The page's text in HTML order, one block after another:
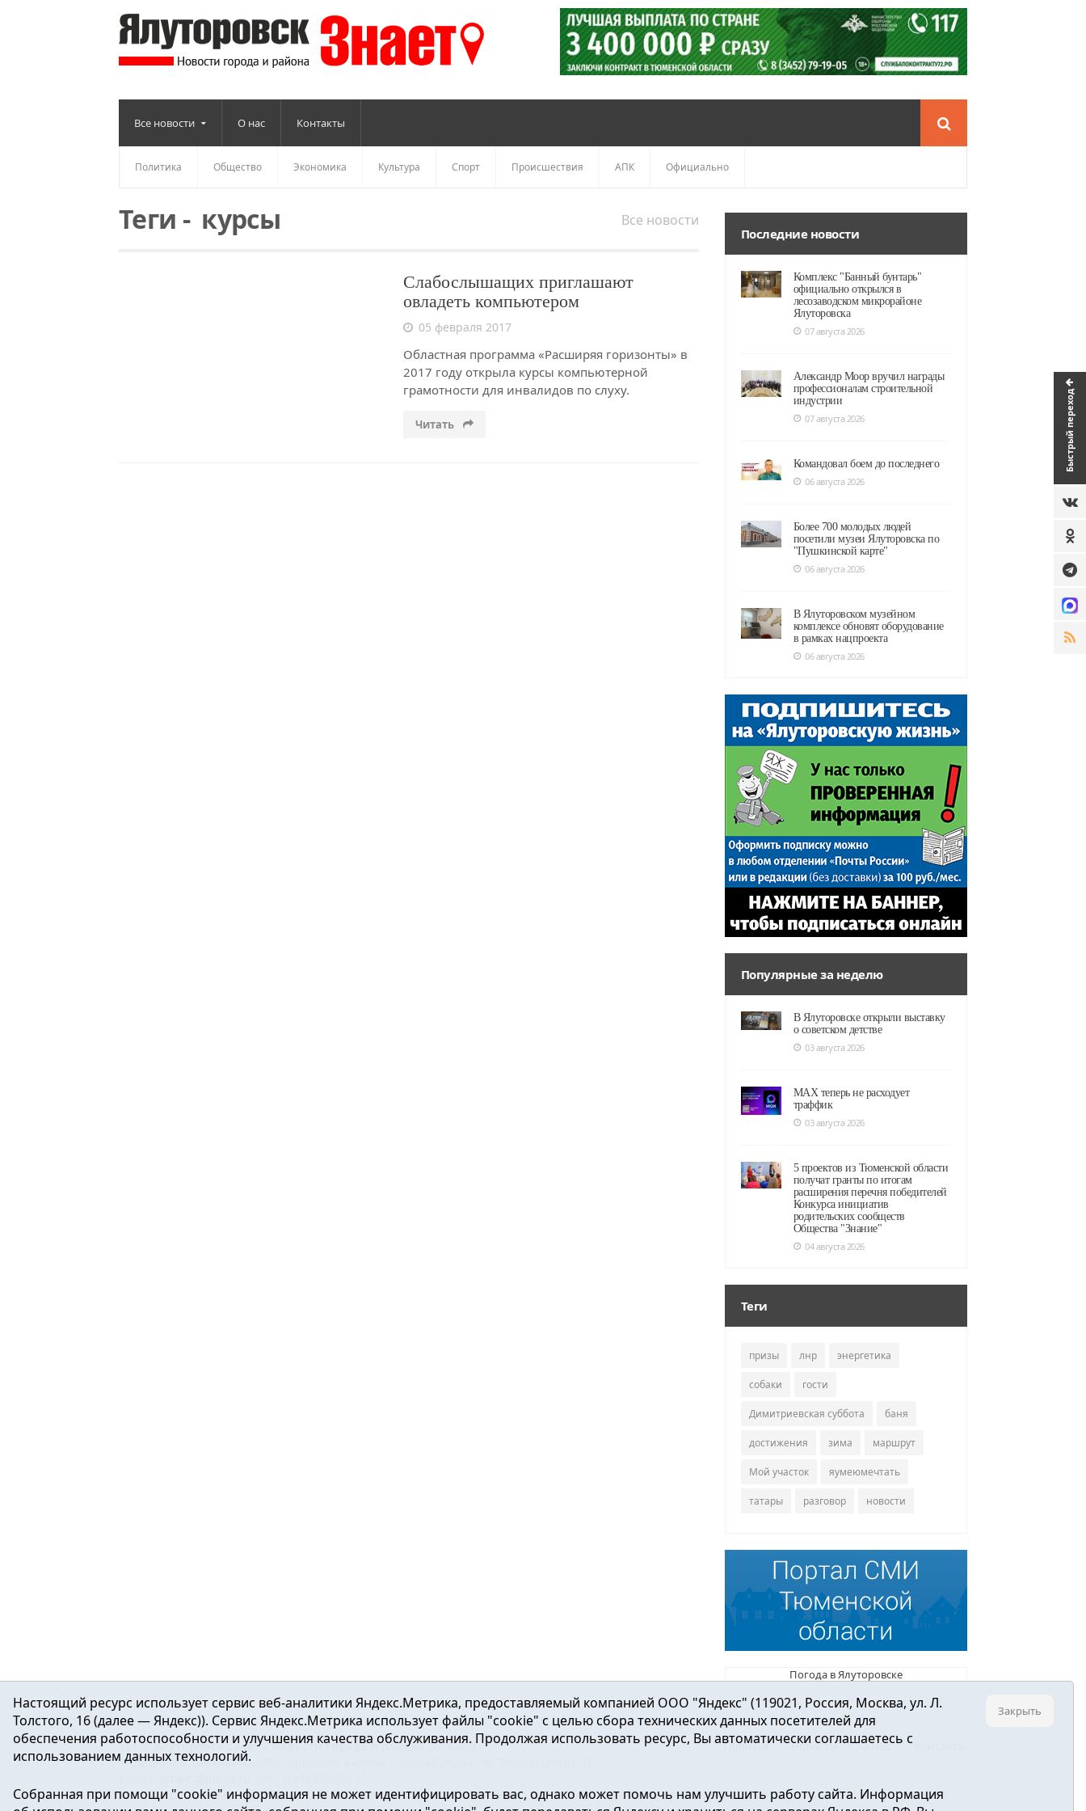
Быстрый переход
Все новости О нас Контакты
Политика Общество Экономика Культура Спорт Происшествия АПК Официально
Все новости
Теги -курсы
Слабослышащих приглашают
овладеть компьютером
05 февраля 2017
Областная программа «Расширяя горизонты» в
2017 году открыла курсы компьютерной
грамотности для инвалидов по слуху.
Читать
Последние новости
Комплекс "Банный бунтарь"
официально открылся в
лесозаводском микрорайоне
Ялуторовска
07 августа 2026
Александр Моор вручил награды
профессионалам строительной
индустрии
07 августа 2026
Командовал боем до последнего
06 августа 2026
Более 700 молодых людей
посетили музеи Ялуторовска по
"Пушкинской карте"
06 августа 2026
В Ялуторовском музейном
комплексе обновят оборудование
в рамках нацпроекта
06 августа 2026
Популярные за неделю
В Ялуторовске открыли выставку
о советском детстве
03 августа 2026
MAX теперь не расходует
траффик
03 августа 2026
5 проектов из Тюменской области
получат гранты по итогам
расширения перечня победителей
Конкурса инициатив
родительских сообществ
Общества "Знание"
04 августа 2026
Теги
призы лнр энергетика
собаки гости
Димитриевская суббота баня
достижения зима маршрут
Мой участок яумеюмечтать
татары разговор новости
Погода в Ялуторовске
Главная Новости О нас
16+ ©Ялуторовск знает / Новости города и района2016-2023
Учредитель: АНО «ИИЦ « Ялуторовская жизнь». Главный редактор: Вешкурцева С.П.
Регистрационный номер ЭЛ № ФС 77-64937 от 24.02.2016г. выдан Федеральной службой по надзору в сфере связи, информационных технологий и
Настоящий ресурс использует сервис веб-аналитики Яндекс.Метрика, предоставляемый компанией ООО "Яндекс" (119021, Россия, Москва, ул. Л.
Толстого, 16 (далее — Яндекс)). Сервис Яндекс.Метрика использует файлы "cookie" с целью сбора технических данных посетителей для
обеспечения работоспособности и улучшения качества обслуживания. Продолжая использовать ресурс, Вы автоматически соглашаетесь с
использованием данных технологий.
Собранная при помощи "cookie" информация не может идентифицировать вас, однако может помочь нам улучшить работу сайта. Информация
Закрыть